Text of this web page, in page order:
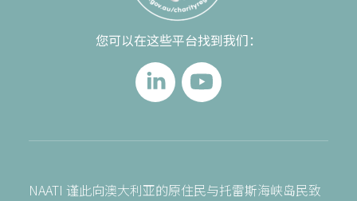
您可以在这些平台找到我们：
NAATI 谨此向澳大利亚的原住民与托雷斯海峡岛民致